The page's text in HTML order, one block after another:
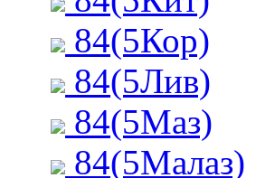
84(5Кор)
84(5Лив)
84(5Маз)
84(5Малаз)